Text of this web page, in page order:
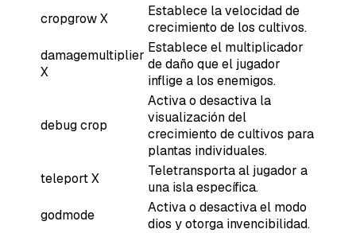
cropgrow X
Establece la velocidad de
crecimiento de los cultivos.
damagemultiplier
X
Establece el multiplicador
de daño que el jugador
inflige a los enemigos.
debug crop
Activa o desactiva la
visualización del
crecimiento de cultivos para
plantas individuales.
teleport X
Teletransporta al jugador a
una isla específica.
godmode
Activa o desactiva el modo
dios y otorga invencibilidad.